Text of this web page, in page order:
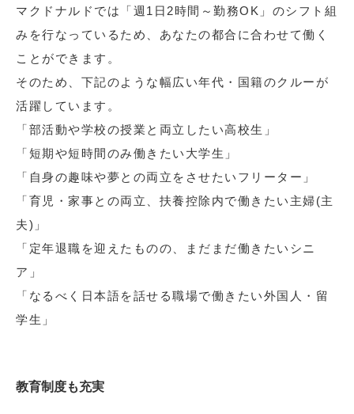
マクドナルドでは「週1日2時間～勤務OK」のシフト組
みを行なっているため、あなたの都合に合わせて働く
ことができます。
そのため、下記のような幅広い年代・国籍のクルーが
活躍しています。
「部活動や学校の授業と両立したい高校生」
「短期や短時間のみ働きたい大学生」
「自身の趣味や夢との両立をさせたいフリーター」
「育児・家事との両立、扶養控除内で働きたい主婦(主
夫)」
「定年退職を迎えたものの、まだまだ働きたいシニ
ア」
「なるべく日本語を話せる職場で働きたい外国人・留
学生」
教育制度も充実